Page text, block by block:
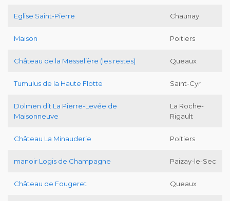
Eglise Saint-Pierre Chaunay
Maison Poitiers
Château de la Messelière (les restes) Queaux
Tumulus de la Haute Flotte Saint-Cyr
Dolmen dit La Pierre-Levée de
Maisonneuve
La Roche-
Rigault
Château La Minauderie Poitiers
manoir Logis de Champagne Paizay-le-Sec
Château de Fougeret Queaux